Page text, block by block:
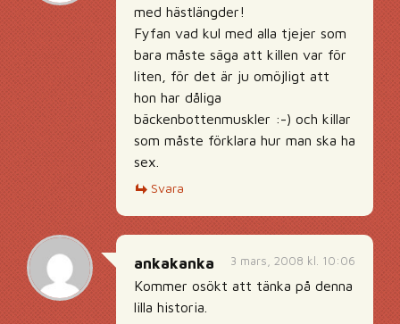
med hästlängder!
Fyfan vad kul med alla tjejer som
bara måste säga att killen var för
liten, för det är ju omöjligt att
hon har dåliga
bäckenbottenmuskler :-) och killar
som måste förklara hur man ska ha
sex.
Svara
3 mars, 2008 kl. 10:06
ankakanka
Kommer osökt att tänka på denna
lilla historia.